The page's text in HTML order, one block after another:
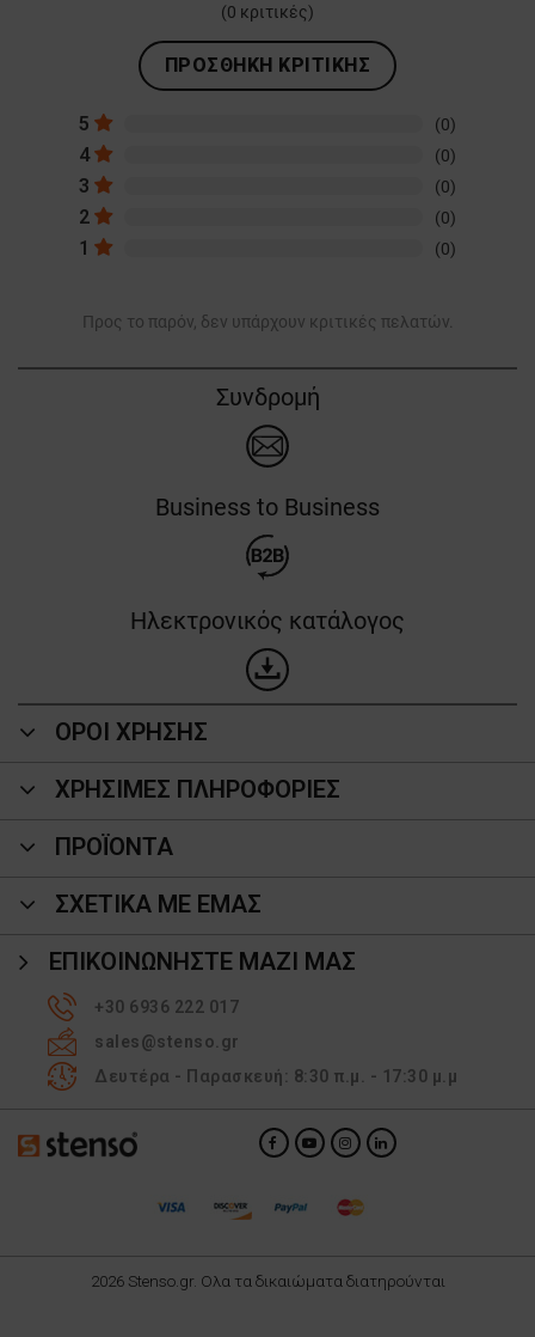
(0 κριτικές)
ΠΡΟΣΘΉΚΗ ΚΡΙΤΙΚΉΣ
5 (0)
4 (0)
3 (0)
2 (0)
1 (0)
Προς το παρόν, δεν υπάρχουν κριτικές πελατών.
Συνδρομή
Business to Business
Ηλεκτρονικός κατάλογος
ΟΡΟΙ ΧΡΗΣΗΣ
ΧΡΗΣΙΜΕΣ ΠΛΗΡΟΦΟΡΙΕΣ
ΠΡΟΪΌΝΤΑ
ΣΧΕΤΙΚΑ ΜΕ ΕΜΑΣ
ΕΠΙΚΟΙΝΩΝΉΣΤΕ ΜΑΖΊ ΜΑΣ
+30 6936 222 017
sales@stenso.gr
Δευτέρα - Παρασκευή: 8:30 π.μ. - 17:30 μ.μ
2026 Stenso.gr. Ολα τα δικαιώματα διατηρούνται